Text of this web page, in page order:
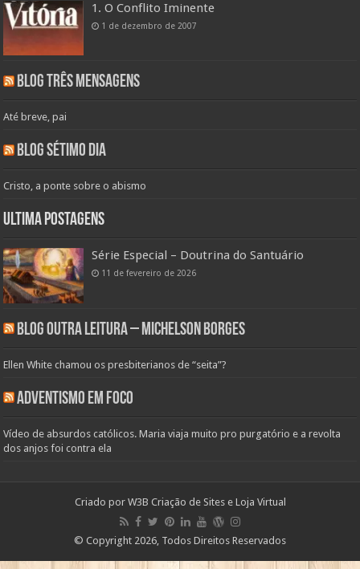
1. O Conflito Iminente
1 de dezembro de 2007
Blog Três Mensagens
Até breve, pai
Blog Sétimo Dia
Cristo, a ponte sobre o abismo
Ultima Postagens
Série Especial – Doutrina do Santuário
11 de fevereiro de 2026
Blog Outra Leitura – Michelson Borges
Ellen White chamou os presbiterianos de “seita”?
Adventismo em Foco
Vídeo de absurdos católicos. Maria viaja muito pro purgatório e a revolta
dos anjos foi contra ela
Criado por W3B Criação de Sites e Loja Virtual
© Copyright 2026, Todos Direitos Reservados